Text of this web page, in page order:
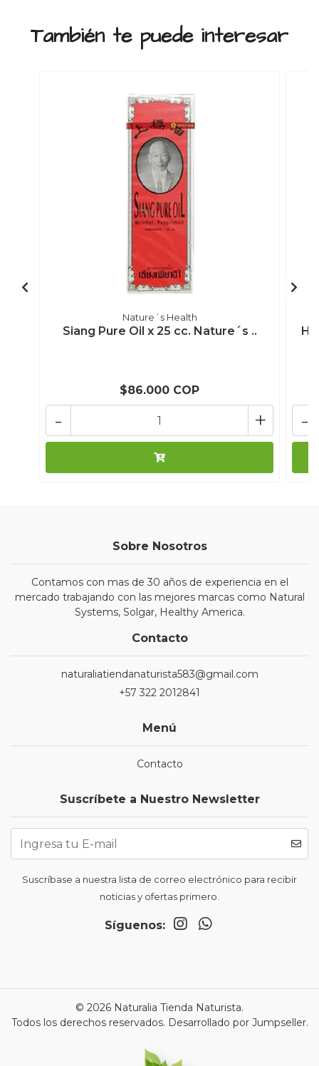
También te puede interesar
Nature´s Health
Siang Pure Oil x 25 cc. Nature´s ..
$86.000 COP
+
- -
Sobre Nosotros
Contamos con mas de 30 años de experiencia en el
mercado trabajando con las mejores marcas como Natural
Systems, Solgar, Healthy America.
Contacto
naturaliatiendanaturista583@gmail.com
+57 322 2012841
Menú
Contacto
Suscríbete a Nuestro Newsletter
Suscríbase a nuestra lista de correo electrónico para recibir
noticias y ofertas primero.
Síguenos:
© 2026 Naturalia Tienda Naturista.
Todos los derechos reservados. Desarrollado por Jumpseller.